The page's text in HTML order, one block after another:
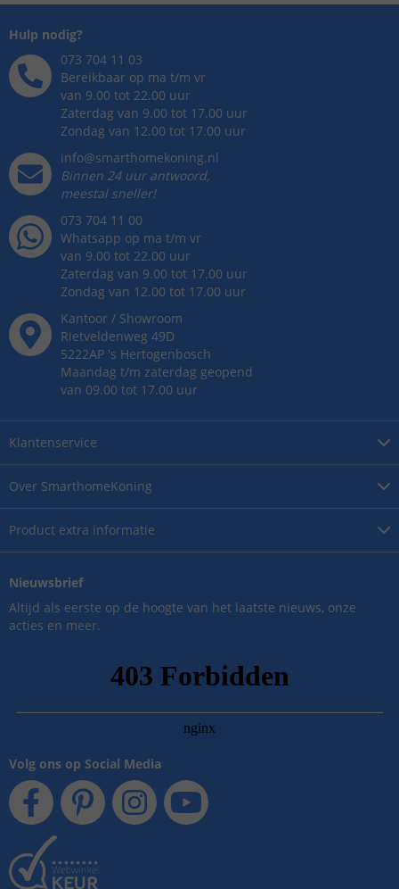
Over SmarthomeKoning
Product extra informatie
Klantenservice
Hulp nodig?
073 704 11 03
Bereikbaar op ma t/m vr
van 9.00 tot 22.00 uur
Zaterdag van 9.00 tot 17.00 uur
Zondag van 12.00 tot 17.00 uur
info@smarthomekoning.nl
Binnen 24 uur antwoord,
meestal sneller!
073 704 11 00
Whatsapp op ma t/m vr
van 9.00 tot 22.00 uur
Zaterdag van 9.00 tot 17.00 uur
Zondag van 12.00 tot 17.00 uur
Kantoor / Showroom
Rietveldenweg 49D
5222AP 's Hertogenbosch
Maandag t/m zaterdag geopend
van 09.00 tot 17.00 uur
Nieuwsbrief
Altijd als eerste op de hoogte van het laatste nieuws, onze
acties en meer.
Volg ons op Social Media